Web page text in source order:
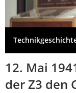
12. Mai
der Z3 den